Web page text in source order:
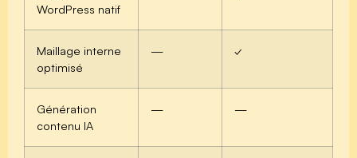
WordPress natif
Maillage interne
optimisé
— ✓
Génération
contenu IA
— —